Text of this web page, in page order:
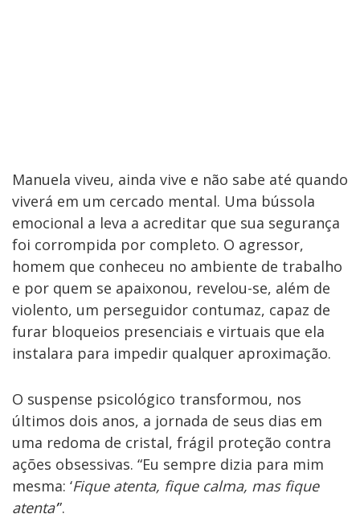
Manuela viveu, ainda vive e não sabe até quando
viverá em um cercado mental. Uma bússola
emocional a leva a acreditar que sua segurança
foi corrompida por completo. O agressor,
homem que conheceu no ambiente de trabalho
e por quem se apaixonou, revelou-se, além de
violento, um perseguidor contumaz, capaz de
furar bloqueios presenciais e virtuais que ela
instalara para impedir qualquer aproximação.
O suspense psicológico transformou, nos
últimos dois anos, a jornada de seus dias em
uma redoma de cristal, frágil proteção contra
ações obsessivas. “Eu sempre dizia para mim
mesma: ‘Fique atenta, fique calma, mas fique
atenta’”.